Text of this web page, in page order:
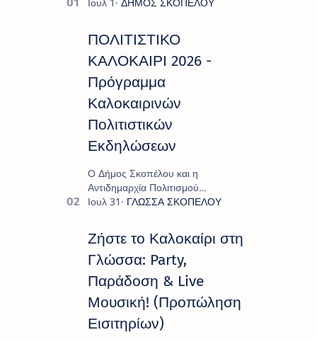
ΠΟΛΙΤΙΣΤΙΚΟ
ΚΑΛΟΚΑΙΡΙ 2026 -
Πρόγραμμα
Καλοκαιρινών
Πολιτιστικών
Εκδηλώσεων
Ο Δήμος Σκοπέλου και η
Αντιδημαρχία Πολιτισμού
παρουσιάζουν το πρόγραμμα «
πλούσιο και πολυσυλλεκτικό
πρόγραμμα εκδ…
Ζήστε το Καλοκαίρι στη
Γλώσσα: Party,
Παράδοση & Live
Μουσική! (Προπώληση
Εισιτηρίων)